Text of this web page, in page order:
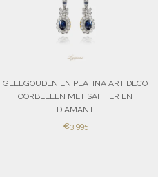
GEELGOUDEN EN PLATINA ART DECO
OORBELLEN MET SAFFIER EN
DIAMANT
SALE
€3,995